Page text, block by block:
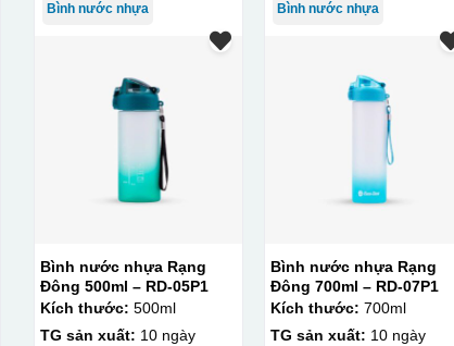
Bình nước nhựa
Bình nước nhựa Rạng
Đông 500ml – RD-05P1
Kích thước: 500ml
TG sản xuất: 10 ngày
Bình nước nhựa
Bình nước nhựa Rạng
Đông 700ml – RD-07P1
Kích thước: 700ml
TG sản xuất: 10 ngày